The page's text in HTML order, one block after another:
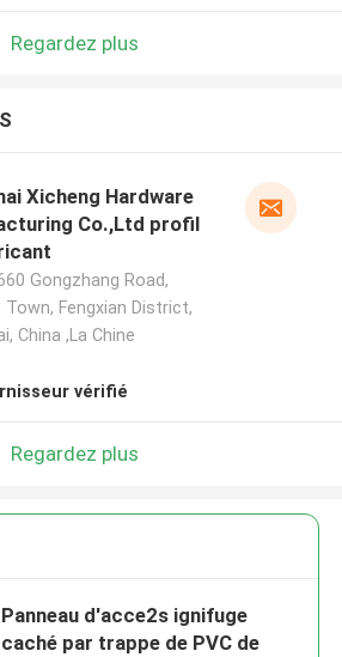
Regardez plus
Xicheng Hardware
Co.,Ltd profil
Gongzhang Road,
Town, Fengxian District,
China ,La Chine
vérifié
Regardez plus
Panneau d'acce2s ignifuge
caché par trappe de PVC de